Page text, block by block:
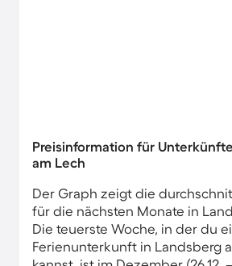
Preisinformation für
am Lech
Der Graph zeigt die
für die nächsten Monate in
Die teuerste Woche, in der du
Ferienunterkunft in Landsberg